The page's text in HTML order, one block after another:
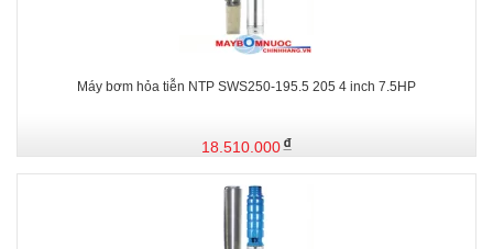
Máy bơm hỏa tiễn NTP SWS250-195.5 205 4 inch 7.5HP
18.510.000